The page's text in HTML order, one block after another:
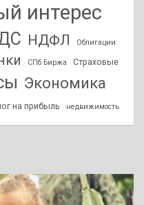
интерес
НДФЛ Облигации
СПб Биржа Страховые
Экономика
на прибыль недвижимость